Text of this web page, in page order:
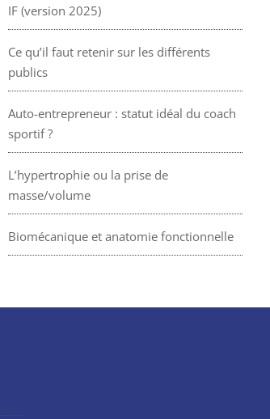
IF (version 2025)
Ce qu’il faut retenir sur les différents
publics
Auto-entrepreneur : statut idéal du coach
sportif ?
L’hypertrophie ou la prise de
masse/volume
Biomécanique et anatomie fonctionnelle